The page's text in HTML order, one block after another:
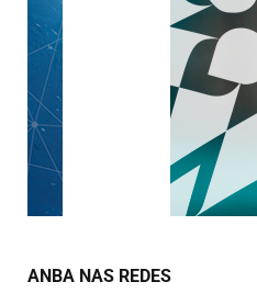
ANBA NAS REDES